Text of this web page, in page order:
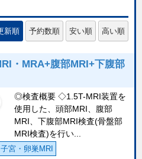
新順 予約数順 安い順 高い順
・MRA+腹部MRI+下腹部
◎検査概要 ◇1.5T-MRI装置を
使用した、頭部MRI、腹部
MRI、下腹部MRI検査(骨盤部
MRI検査)を行い...
子宮・卵巣MRI